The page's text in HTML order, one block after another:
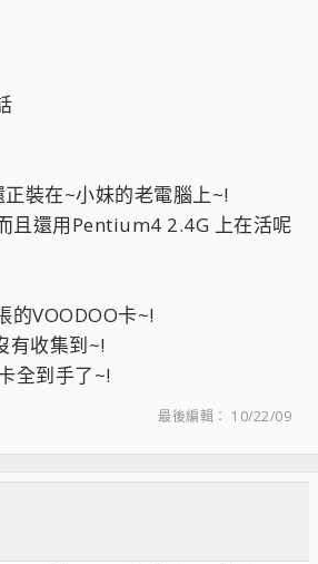
裝在~小妹的老電腦上~!
且還用Pentium4 2.4G 上在活呢
的VOODOO卡~!
有收集到~!
全到手了~!
最後編輯： 10/22/09